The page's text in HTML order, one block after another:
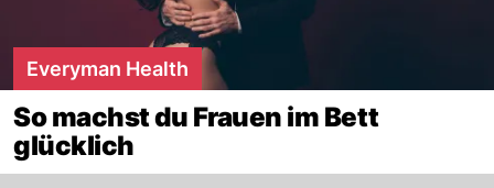
Everyman Health
So machst du Frauen im Bett
glücklich